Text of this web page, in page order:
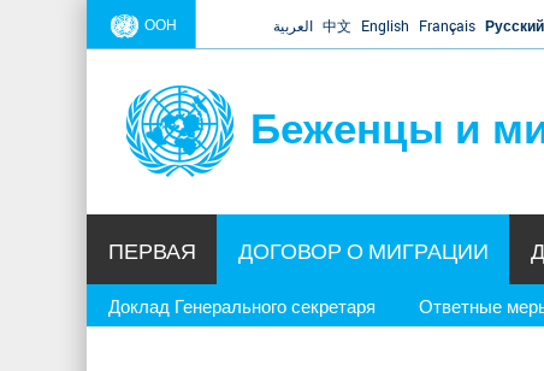
ООН العربية 中文 English Français Русский
Беженцы и
ПЕРВАЯ ДОГОВОР О МИГРАЦИИ
Доклад Генерального секретаря Ответные